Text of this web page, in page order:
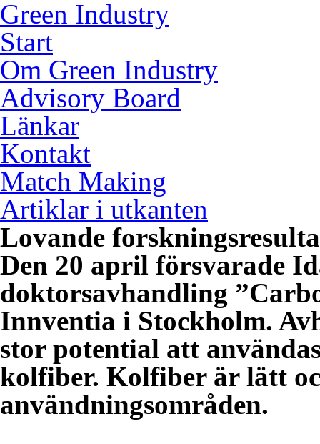
Green Industry
Start
Om Green Industry
Advisory Board
Länkar
Kontakt
Match Making
Artiklar i utkanten
Lovande
Den 20 april försvarade
doktorsavhandling
Innventia i Stockholm.
stor potential att
kolfiber. Kolfiber är lätt
användningsområden.